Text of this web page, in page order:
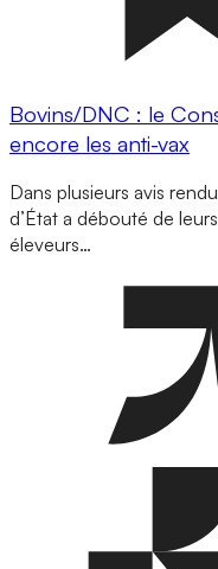
Bovins/DNC : le
encore les anti-vax
Dans plusieurs avis
d’État a débouté de
éleveurs…